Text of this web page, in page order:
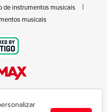
de instrumentos musicais
musicais
6600